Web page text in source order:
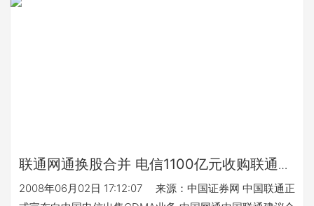
联通网通换股合并 电信1100亿元收购联通C
网
2008年06月02日 17:12:07 来源：中国证券网 中国联通正